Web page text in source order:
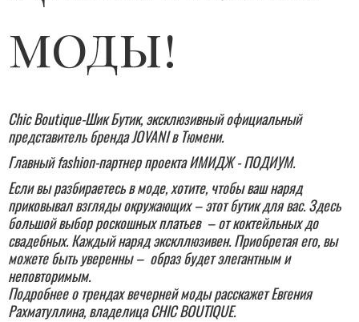
моды!​
Chic Boutique-Шик Бутик, эксклюзивный официальный
представитель бренда JOVANI в Тюмени.
Главный fashion-партнер проекта ИМИДЖ - ПОДИУМ.
Если вы разбираетесь в моде, хотите, чтобы ваш наряд
приковывал взгляды окружающих – этот бутик для вас. Здесь
большой выбор роскошных платьев – от коктейльных до
свадебных. Каждый наряд экскллюзивен. Приобретая его, вы
можете быть уверенны – образ будет элегантным и
неповторимым.
Подробнее о трендах вечерней моды расскажет Евгения
Рахматуллина, владелица CHIC BOUTIQUE.